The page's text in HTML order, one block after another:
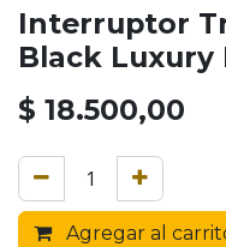
Interruptor
Black Luxury
$ 18.500,00
Agregar al